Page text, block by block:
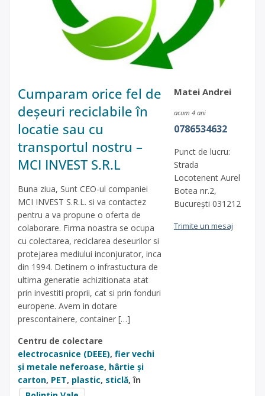
Cumparam orice fel de
deșeuri reciclabile în
locatie sau cu
transportul nostru –
MCI INVEST S.R.L
Buna ziua, Sunt CEO-ul companiei
MCI INVEST S.R.L. si va contactez
pentru a va propune o oferta de
colaborare. Firma noastra se ocupa
cu colectarea, reciclarea deseurilor si
protejarea mediului inconjurator, inca
din 1994. Detinem o infrastuctura de
ultima generatie achizitionata atat
prin investiti proprii, cat si prin fonduri
europene. Avem in dotare
prescontainere, container […]
Centru de colectare
electrocasnice (DEEE), fier vechi
și metale neferoase, hârtie și
carton, PET, plastic, sticlă, în
Matei Andrei
acum 4 ani
0786534632
Punct de lucru:
Strada
Locotenent Aurel
Botea nr.2,
București 031212
Trimite un mesaj